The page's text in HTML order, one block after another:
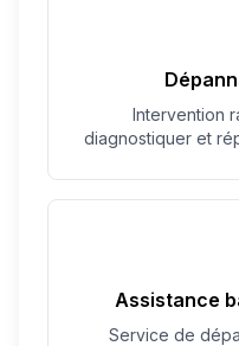
Intervention
diagnostiquer et
Assistance
Service de